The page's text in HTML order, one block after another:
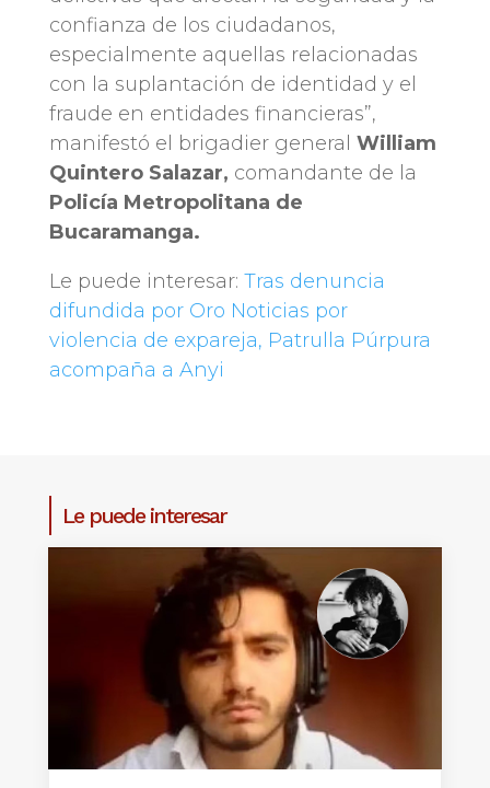
confianza de los ciudadanos,
especialmente aquellas relacionadas
con la suplantación de identidad y el
fraude en entidades financieras”,
manifestó el brigadier general William
Quintero Salazar, comandante de la
Policía Metropolitana de
Bucaramanga.
Le puede interesar: Tras denuncia
difundida por Oro Noticias por
violencia de expareja, Patrulla Púrpura
acompaña a Anyi
Le puede interesar